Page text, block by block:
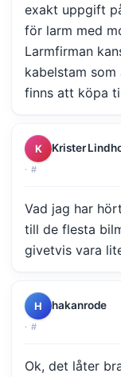
exakt uppgift
för larm med
Larmfirman
kabelstam
finns att köpa
K Krister
· #
Vad jag har
till de flesta
givetvis vara
H hakanrode
· #
Ok, det låter